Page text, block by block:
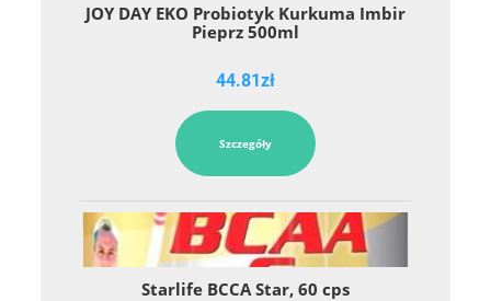
JOY DAY EKO Probiotyk Kurkuma Imbir
Pieprz 500ml
44.81zł
Szczegóły
Starlife BCCA Star, 60 cps